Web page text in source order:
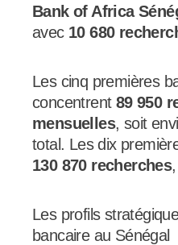
Bank of Africa
avec 10 680
Les cinq premières
concentrent 89 950
mensuelles, soit
total. Les dix
130 870 recherches
Les profils
bancaire au Sénégal